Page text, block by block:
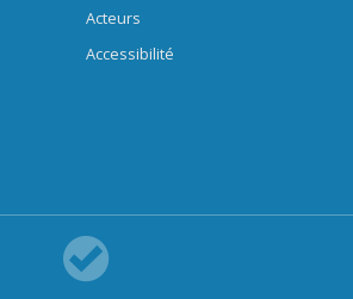
Acteurs
Accessibilité